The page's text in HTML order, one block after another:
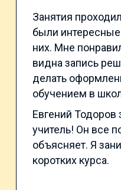
Занятия
были
них. Мне
видна запись
делать
обучением в
Евгений Тодоров
учитель! Он все
объясняет. Я
коротких курса.